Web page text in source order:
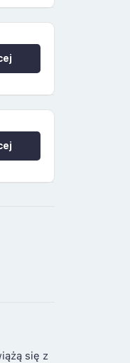
się z